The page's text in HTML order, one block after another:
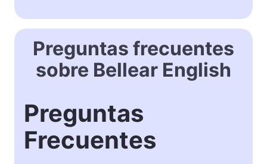
Preguntas frecuentes
sobre Bellear English
Preguntas
Frecuentes